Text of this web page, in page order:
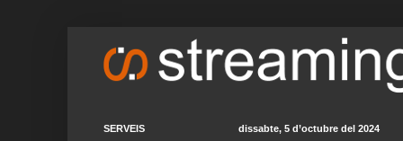
dissabte, 5 d’octubre del 2024
SERVEIS